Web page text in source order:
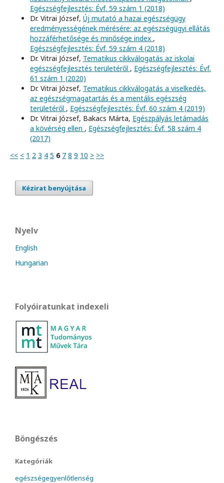
Egészségfejlesztés: Évf. 59 szám 1 (2018)
Dr. Vitrai József, Új mutató a hazai egészségügy
eredményességének mérésére: az egészségügyi ellátás
hozzáférhetősége és minősége index ,
Egészségfejlesztés: Évf. 59 szám 4 (2018)
Dr. Vitrai József, Tematikus cikkválogatás az iskolai
egészségfejlesztés területéről , Egészségfejlesztés: Évf.
61 szám 1 (2020)
Dr. Vitrai József, Tematikus cikkválogatás a viselkedés,
az egészségmagatartás és a mentális egészség
területéről , Egészségfejlesztés: Évf. 60 szám 4 (2019)
Dr. Vitrai József, Bakacs Márta, Egészpályás letámadás
a kövérség ellen , Egészségfejlesztés: Évf. 58 szám 4
(2017)
<< < 1 2 3 4 5 6 7 8 9 10 > >>
Kézirat benyújtása
Nyelv
English
Hungarian
Folyóiratunkat indexeli
Böngészés
Kategóriák
egészségegyenlőtlenség